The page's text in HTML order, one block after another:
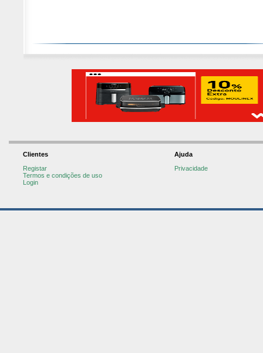
Clientes
Registar
Termos e condições de uso
Login
Ajuda
Privacidade